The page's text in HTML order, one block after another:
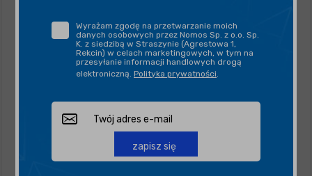
Wyrażam zgodę na przetwarzanie moich
danych osobowych przez Nomos Sp. z o.o. Sp.
K. z siedzibą w Straszynie (Agrestowa 1,
Rekcin) w celach marketingowych, w tym na
przesyłanie informacji handlowych drogą
elektroniczną. Polityka prywatności.
zapisz się